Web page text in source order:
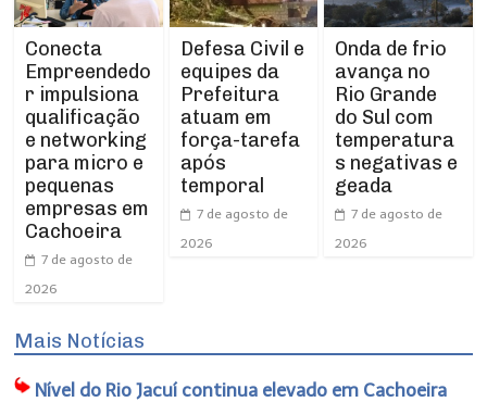
Conecta
Empreendedo
r impulsiona
qualificação
e networking
para micro e
pequenas
empresas em
Cachoeira
7 de agosto de
2026
Defesa Civil e
equipes da
Prefeitura
atuam em
força-tarefa
após
temporal
7 de agosto de
2026
Onda de frio
avança no
Rio Grande
do Sul com
temperatura
s negativas e
geada
7 de agosto de
2026
Mais Notícias
Nível do Rio Jacuí continua elevado em Cachoeira